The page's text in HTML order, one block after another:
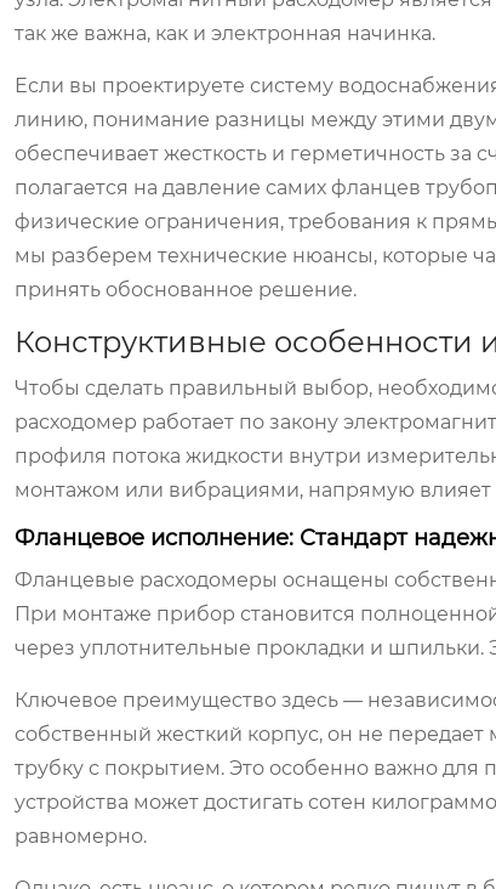
так же важна, как и электронная начинка.
Если вы проектируете систему
линию, понимание разницы между этими
обеспечивает жесткость и герметичность за
полагается на давление самих фланцев
физические ограничения, требования к
мы разберем технические нюансы, которые
принять обоснованное решение.
Конструктивные особенности
Чтобы сделать правильный выбор,
расходомер работает по закону
профиля потока жидкости внутри
монтажом или вибрациями, напрямую влияет
Фланцевое исполнение: Стандарт
Фланцевые расходомеры оснащены
При монтаже прибор становится
через уплотнительные прокладки и шпильки.
Ключевое преимущество здесь —
собственный жесткий корпус, он не
трубку с покрытием. Это особенно важно для
устройства может достигать сотен
равномерно.